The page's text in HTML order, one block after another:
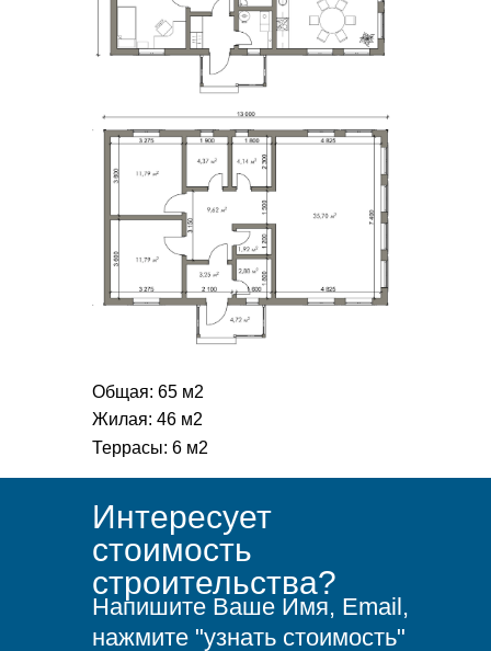
Общая: 65 м2
Жилая: 46 м2
Террасы: 6 м2
Интересует
стоимость
строительства?
Напишите Ваше Имя, Email,
нажмите "узнать стоимость"